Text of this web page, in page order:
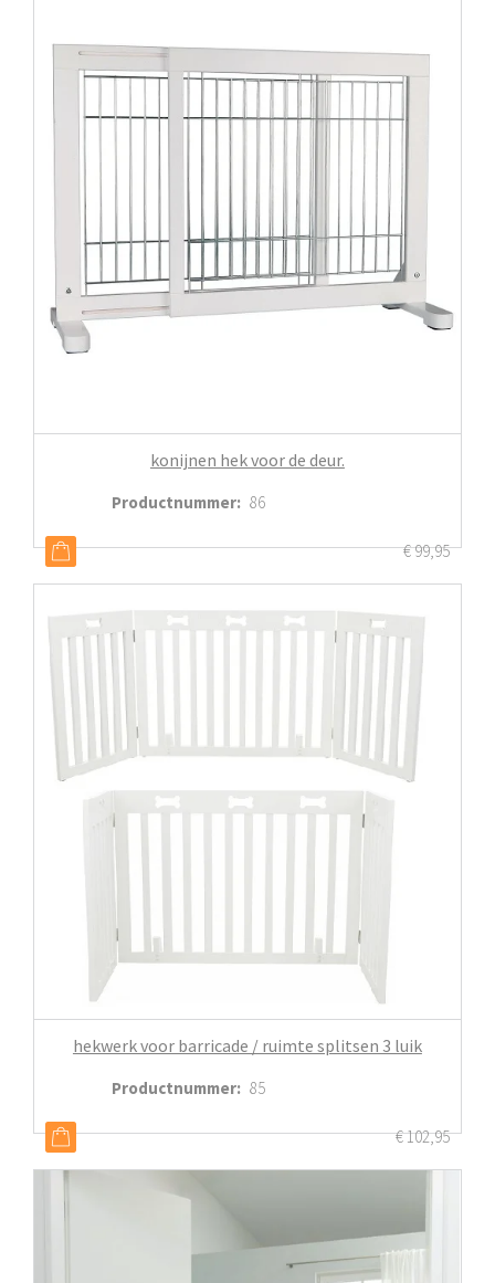
konijnen hek voor de deur.
Productnummer: 86
€99,95
hekwerk voor barricade / ruimte splitsen 3 luik
Productnummer: 85
€102,95